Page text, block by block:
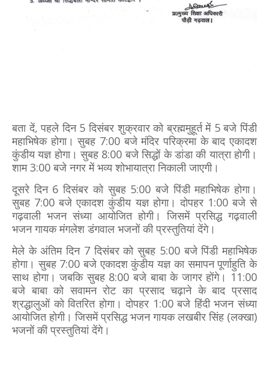
बता दें, पहले दिन 5 दिसंबर शुक्रवार को ब्रह्ममुहूर्त में 5 बजे पिंडी
महाभिषेक होगा। सुबह 7:00 बजे मंदिर परिक्रमा के बाद एकादश
कुंडीय यज्ञ होगा। सुबह 8:00 बजे सिद्धों के डांडा की यात्रा होगी।
शाम 3:00 बजे नगर में भव्य शोभायात्रा निकाली जाएगी।
दूसरे दिन 6 दिसंबर को सुबह 5:00 बजे पिंडी महाभिषेक होगा।
सुबह 7:00 बजे एकादश कुंडीय यज्ञ होगा। दोपहर 1:00 बजे से
गढ़वाली भजन संध्या आयोजित होगी। जिसमें प्रसिद्ध गढ़वाली
भजन गायक मंगलेश डंगवाल भजनों की प्रस्तुतियां देंगे।
मेले के अंतिम दिन 7 दिसंबर को सुबह 5:00 बजे पिंडी महाभिषेक
होगा। सुबह 7:00 बजे एकादश कुंडीय यज्ञ का समापन पूर्णाहुति के
साथ होगा। जबकि सुबह 8:00 बजे बाबा के जागर होंगे। 11:00
बजे बाबा को सवामन रोट का प्रसाद चढ़ाने के बाद प्रसाद
श्रद्धालुओं को वितरित होगा। दोपहर 1:00 बजे हिंदी भजन संध्या
आयोजित होगी। जिसमें प्रसिद्ध भजन गायक लखबीर सिंह (लक्खा)
भजनों की प्रस्तुतियां देंगे।